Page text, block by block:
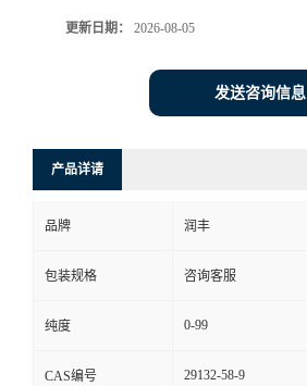
更新日期： 2026-08-05
发送咨询信息
产品详请
品牌 润丰
包装规格 咨询客服
纯度 0-99
CAS编号 29132-58-9